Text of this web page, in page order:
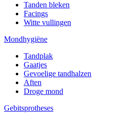
Tanden bleken
Facings
Witte vullingen
Mondhygiëne
Tandplak
Gaatjes
Gevoelige tandhalzen
Aften
Droge mond
Gebitsprotheses